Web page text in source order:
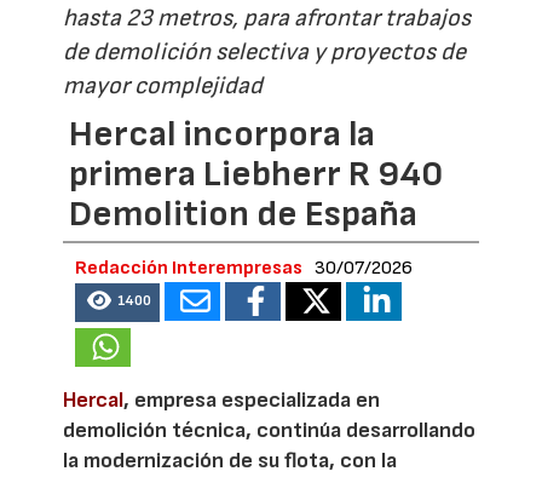
hasta 23 metros, para afrontar trabajos
de demolición selectiva y proyectos de
mayor complejidad
Hercal incorpora la
primera Liebherr R 940
Demolition de España
Redacción Interempresas 30/07/2026
1400
Hercal, empresa especializada en
demolición técnica, continúa desarrollando
la modernización de su flota, con la